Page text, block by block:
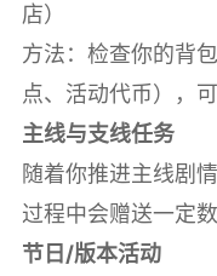
店）
方法：检查你的背
点、活动代币），
主线与支线任务
随着你推进主线剧
过程中会赠送一定
节日/版本活动